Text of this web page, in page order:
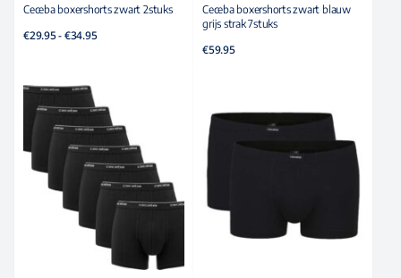
Ceceba boxershorts zwart 2stuks
€29.95-€34.95Prijsklasse:
€29.95
Ceceba boxershorts zwart blauw
grijs strak 7stuks
€59.95